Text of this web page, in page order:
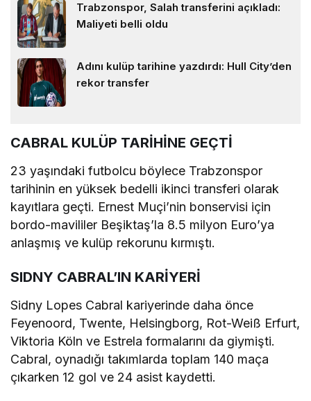
Trabzonspor, Salah transferini açıkladı:
Maliyeti belli oldu
Adını kulüp tarihine yazdırdı: Hull City’den
rekor transfer
CABRAL KULÜP TARİHİNE GEÇTİ
23 yaşındaki futbolcu böylece Trabzonspor
tarihinin en yüksek bedelli ikinci transferi olarak
kayıtlara geçti. Ernest Muçi’nin bonservisi için
bordo-mavililer Beşiktaş’la 8.5 milyon Euro’ya
anlaşmış ve kulüp rekorunu kırmıştı.
SIDNY CABRAL’IN KARİYERİ
Sidny Lopes Cabral kariyerinde daha önce
Feyenoord, Twente, Helsingborg, Rot-Weiß Erfurt,
Viktoria Köln ve Estrela formalarını da giymişti.
Cabral, oynadığı takımlarda toplam 140 maça
çıkarken 12 gol ve 24 asist kaydetti.